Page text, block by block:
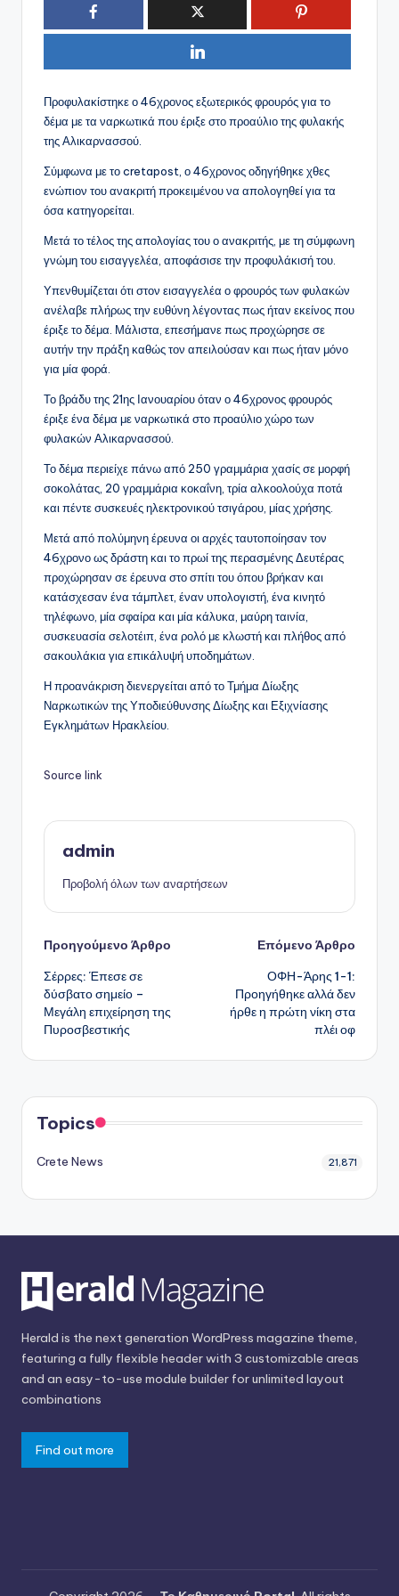
Προφυλακίστηκε ο 46χρονος εξωτερικός φρουρός για το
δέμα με τα ναρκωτικά που έριξε στο προαύλιο της φυλακής
της Αλικαρνασσού.
Σύμφωνα με το cretapost, ο 46χρονος οδηγήθηκε χθες
ενώπιον του ανακριτή προκειμένου να απολογηθεί για τα
όσα κατηγορείται.
Μετά το τέλος της απολογίας του ο ανακριτής, με τη σύμφωνη
γνώμη του εισαγγελέα, αποφάσισε την προφυλάκισή του.
Υπενθυμίζεται ότι στον εισαγγελέα ο φρουρός των φυλακών
ανέλαβε πλήρως την ευθύνη λέγοντας πως ήταν εκείνος που
έριξε το δέμα. Μάλιστα, επεσήμανε πως προχώρησε σε
αυτήν την πράξη καθώς τον απειλούσαν και πως ήταν μόνο
για μία φορά.
Το βράδυ της 21ης Ιανουαρίου όταν ο 46χρονος φρουρός
έριξε ένα δέμα με ναρκωτικά στο προαύλιο χώρο των
φυλακών Αλικαρνασσού.
Το δέμα περιείχε πάνω από 250 γραμμάρια χασίς σε μορφή
σοκολάτας, 20 γραμμάρια κοκαΐνη, τρία αλκοολούχα ποτά
και πέντε συσκευές ηλεκτρονικού τσιγάρου, μίας χρήσης.
Μετά από πολύμηνη έρευνα οι αρχές ταυτοποίησαν τον
46χρονο ως δράστη και το πρωί της περασμένης Δευτέρας
προχώρησαν σε έρευνα στο σπίτι του όπου βρήκαν και
κατάσχεσαν ένα τάμπλετ, έναν υπολογιστή, ένα κινητό
τηλέφωνο, μία σφαίρα και μία κάλυκα, μαύρη ταινία,
συσκευασία σελοτέιπ, ένα ρολό με κλωστή και πλήθος από
σακουλάκια για επικάλυψή υποδημάτων.
Η προανάκριση διενεργείται από το Τμήμα Δίωξης
Ναρκωτικών της Υποδιεύθυνσης Δίωξης και Εξιχνίασης
Εγκλημάτων Ηρακλείου.
Source link
admin
Προβολή όλων των αναρτήσεων
Πλοήγηση
δημοσιεύσεων
Προηγούμενο Άρθρο
Σέρρες: Έπεσε σε
δύσβατο σημείο –
Μεγάλη επιχείρηση της
Πυροσβεστικής
Επόμενο Άρθρο
ΟΦΗ-Άρης 1-1:
Προηγήθηκε αλλά δεν
ήρθε η πρώτη νίκη στα
πλέι οφ
Topics
Crete News 21,871
Herald is the next generation WordPress magazine theme,
featuring a fully flexible header with 3 customizable areas
and an easy-to-use module builder for unlimited layout
combinations
Find out more